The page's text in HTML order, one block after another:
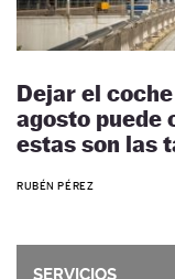
Dejar el
agosto puede
estas son las
RUBÉN PÉREZ